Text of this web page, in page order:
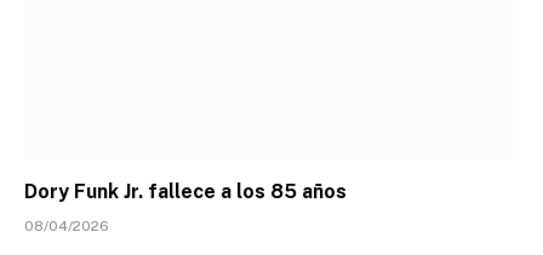
Dory Funk Jr. fallece a los 85 años
08/04/2026